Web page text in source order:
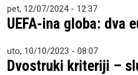
pet, 12/07/2024 - 12:37
UEFA-ina globa: dva
uto, 10/10/2023 - 08:07
Dvostruki kriteriji –